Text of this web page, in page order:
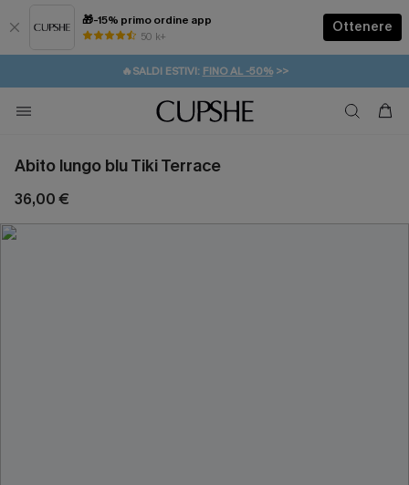
🎁-15% primo ordine app
50 k+
Ottenere
⚡️-15% SUGLI ESSENZIALI DA VACANZA | ACQUISTA
🔥SALDI ESTIVI: FINO AL -50%>>
🚚SPEDIZIONE GRATUITA DA 49€
💌REGALO PER I NUOVI: 20% DI SCONTO*
Abito lungo blu Tiki Terrace
36,00 €